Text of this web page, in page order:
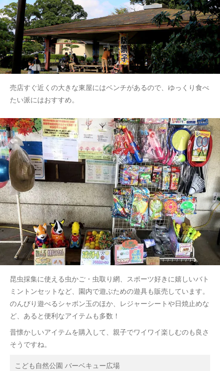
売店すぐ近くの大きな東屋にはベンチがあるので、ゆっくり食べ
たい派にはおすすめ。
昆虫採集に使える虫かご・虫取り網、スポーツ好きに嬉しいバト
ミントンセットなど、園内で遊ぶための遊具も販売しています。
のんびり遊べるシャボン玉のほか、レジャーシートや日焼止めな
ど、あると便利なアイテムも多数！
昔懐かしいアイテムを購入して、親子でワイワイ楽しむのも良さ
そうですね。
こども自然公園 バーベキュー広場